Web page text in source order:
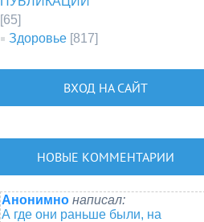
[65]
Здоровье [817]
ВХОД НА САЙТ
НОВЫЕ КОММЕНТАРИИ
Анонимно написал:
А где они раньше были, на